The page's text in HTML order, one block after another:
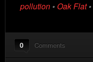
pollution • Oak Flat•
0 Comments